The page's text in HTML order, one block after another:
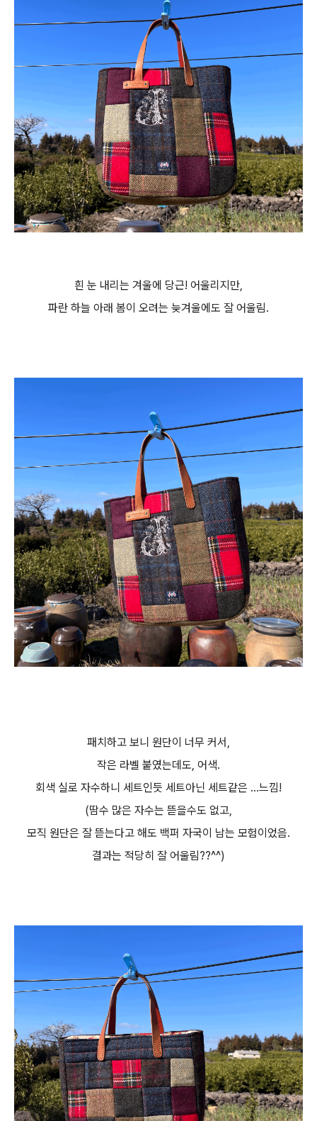
흰 눈 내리는 겨울에 당근! 어울리지만,
파란 하늘 아래 봄이 오려는 늦겨울에도 잘 어울림.
패치하고 보니 원단이 너무 커서,
작은 라벨 붙였는데도, 어색.
회색 실로 자수하니 세트인듯 세트아닌 세트같은 ...느낌!
(땀수 많은 자수는 뜯을수도 없고,
모직 원단은 잘 뜯는다고 해도 백퍼 자국이 남는 모험이었음.
결과는 적당히 잘 어울림??^^)